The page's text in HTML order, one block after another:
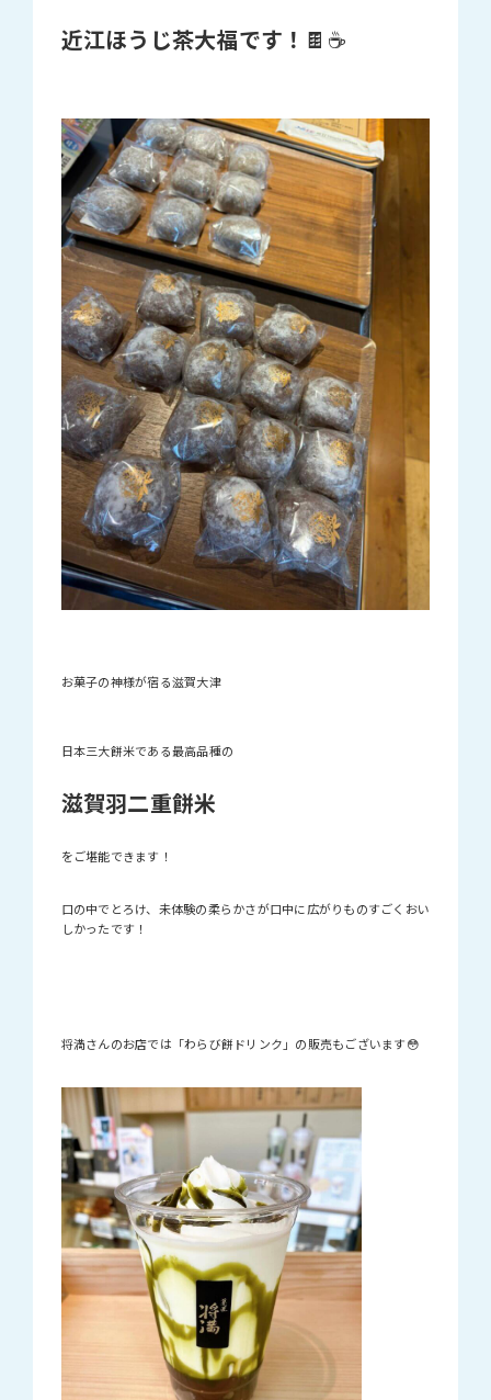
近江ほうじ茶大福です！ 🍫☕
お菓子の神様が宿る滋賀大津
日本三大餅米である最高品種の
滋賀羽二重餅米
をご堪能できます！
口の中でとろけ、未体験の柔らかさが口中に広がりものすごくおい
しかったです！
将満さんのお店では「わらび餅ドリンク」の販売もございます😳